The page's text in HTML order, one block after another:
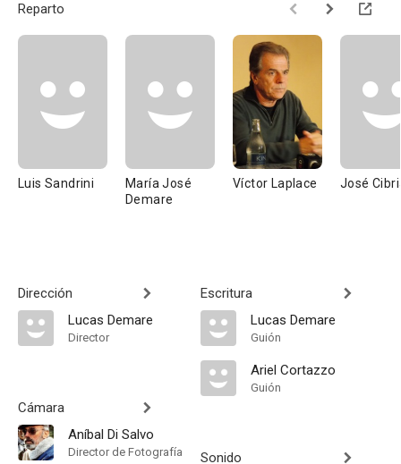
Reparto
Luis Sandrini
María José
Demare
Víctor Laplace José
Dirección
Lucas Demare
Director
Cámara
Aníbal Di Salvo
Director de Fotografía
Escritura
Lucas Demare
Guión
Ariel Cortazzo
Guión
Sonido